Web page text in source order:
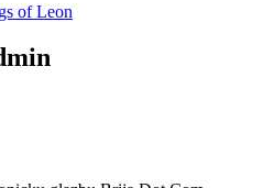
of Leon